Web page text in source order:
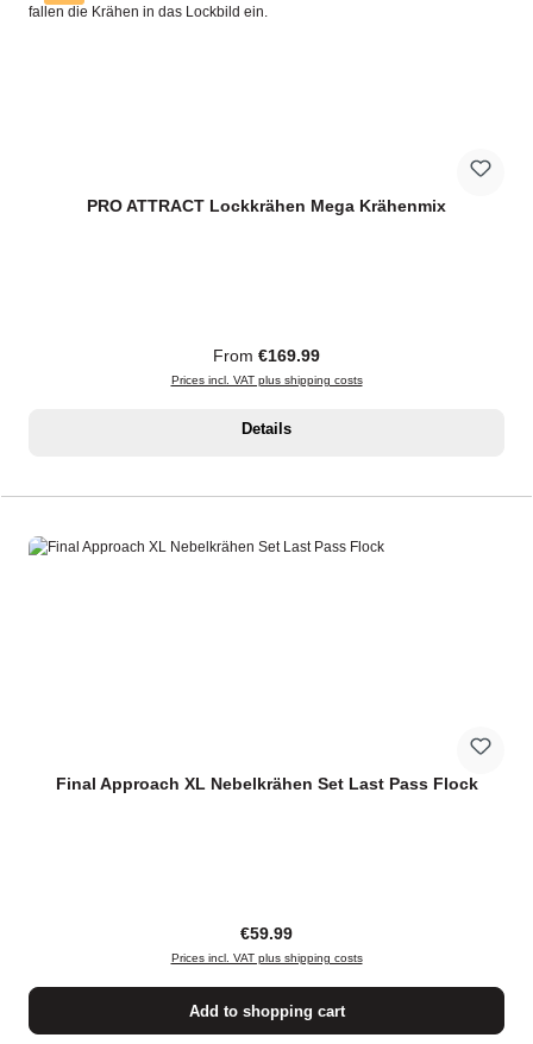
PRO ATTRACT Lockkrähen Mega Krähenmix
Regular price:
From €169.99
Prices incl. VAT plus shipping costs
Details
Final Approach XL Nebelkrähen Set Last Pass Flock
Regular price:
€59.99
Prices incl. VAT plus shipping costs
Add to shopping cart